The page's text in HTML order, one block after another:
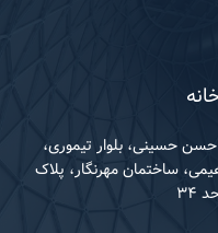
حسن حسینی، بلوار تیموری،
ساختمان مهرنگار، پلاک